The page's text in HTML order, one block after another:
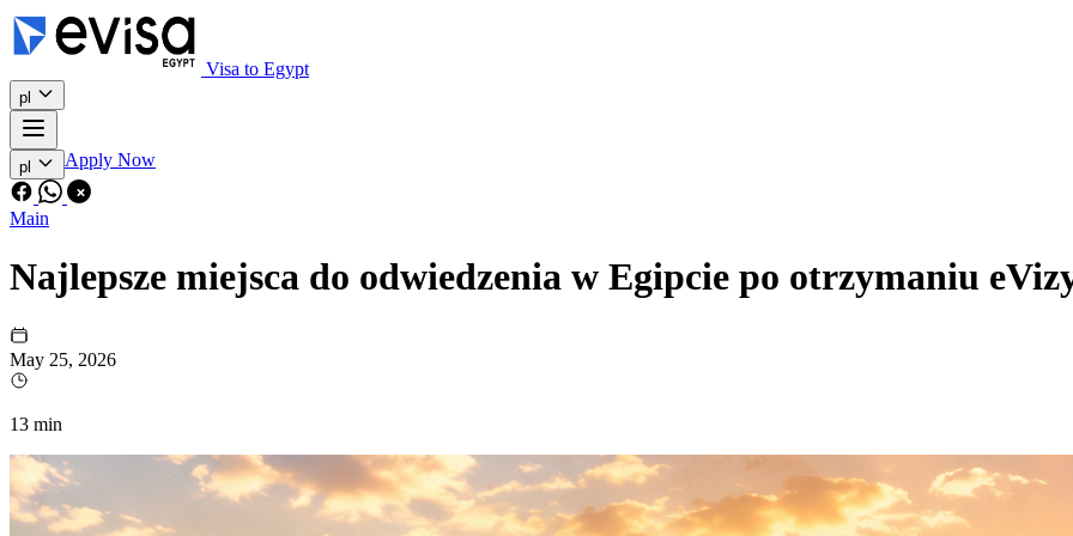
Visa to Egypt
pl
pl Apply Now
Main
Najlepsze miejsca do odwiedzenia w Egipcie po otrzymaniu
May 25, 2026
13 min